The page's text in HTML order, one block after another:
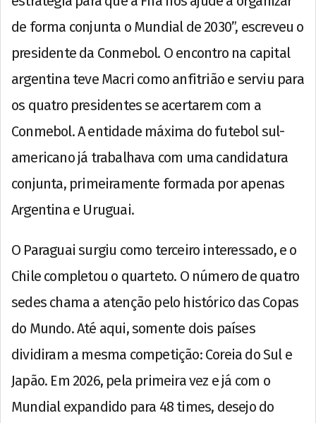
de forma conjunta o Mundial de 2030”, escreveu o
presidente da Conmebol. O encontro na capital
argentina teve Macri como anfitrião e serviu para
os quatro presidentes se acertarem com a
Conmebol. A entidade máxima do futebol sul-
americano já trabalhava com uma candidatura
conjunta, primeiramente formada por apenas
Argentina e Uruguai.
O Paraguai surgiu como terceiro interessado, e o
Chile completou o quarteto. O número de quatro
sedes chama a atenção pelo histórico das Copas
do Mundo. Até aqui, somente dois países
dividiram a mesma competição: Coreia do Sul e
Japão. Em 2026, pela primeira vez e já com o
Mundial expandido para 48 times, desejo do